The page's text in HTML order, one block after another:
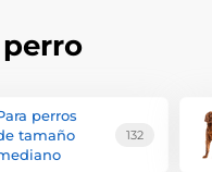
perros
tamaño
132